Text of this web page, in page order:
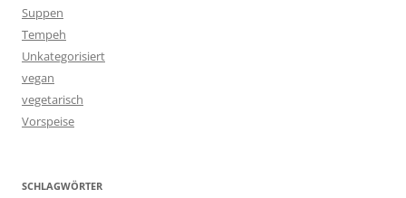
Suppen
Tempeh
Unkategorisiert
vegan
vegetarisch
Vorspeise
SCHLAGWÖRTER